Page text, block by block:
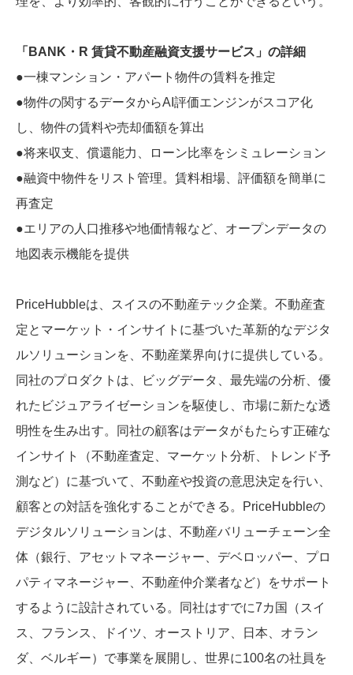
「BANK・R 賃貸不動産融資支援サービス」の詳細
●一棟マンション・アパート物件の賃料を推定
●物件の関するデータからAI評価エンジンがスコア化
し、物件の賃料や売却価額を算出
●将来収支、償還能力、ローン比率をシミュレーション
●融資中物件をリスト管理。賃料相場、評価額を簡単に
再査定
●エリアの人口推移や地価情報など、オープンデータの
地図表示機能を提供
PriceHubbleは、スイスの不動産テック企業。不動産査
定とマーケット・インサイトに基づいた革新的なデジタ
ルソリューションを、不動産業界向けに提供している。
同社のプロダクトは、ビッグデータ、最先端の分析、優
れたビジュアライゼーションを駆使し、市場に新たな透
明性を生み出す。同社の顧客はデータがもたらす正確な
インサイト（不動産査定、マーケット分析、トレンド予
測など）に基づいて、不動産や投資の意思決定を行い、
顧客との対話を強化することができる。PriceHubbleの
デジタルソリューションは、不動産バリューチェーン全
体（銀行、アセットマネージャー、デベロッパー、プロ
パティマネージャー、不動産仲介業者など）をサポート
するように設計されている。同社はすでに7カ国（スイ
ス、フランス、ドイツ、オーストリア、日本、オラン
ダ、ベルギー）で事業を展開し、世界に100名の社員を